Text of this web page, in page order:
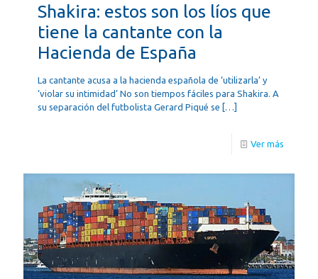
Shakira: estos son los líos que
tiene la cantante con la
Hacienda de España
La cantante acusa a la hacienda española de ‘utilizarla’ y
‘violar su intimidad’ No son tiempos fáciles para Shakira. A
su separación del futbolista Gerard Piqué se […]
Ver más